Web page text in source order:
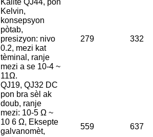
Kelvin,
konsepsyon
pòtab,
presizyon: nivo
0.2, mezi kat
tèminal, ranje
mezi a se 10-4 ~
11Ω.
279 332
QJ19, QJ32 DC
pon bra sèl ak
doub, ranje
mezi: 10-5 Ω ~
10 6 Ω, Eksepte
galvanomèt,
559 637